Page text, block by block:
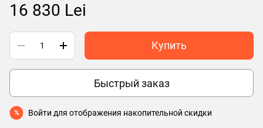
16 830 Lei
Купить
Быстрый заказ
% Войти для отображения накопительной скидки